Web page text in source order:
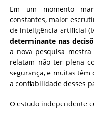
Em um momento
constantes, maior
de inteligência artificial
determinante nas
a nova pesquisa
relatam não ter plena
segurança, e muitas
a confiabilidade desses
O estudo independente